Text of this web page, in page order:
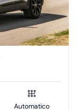
Automatico